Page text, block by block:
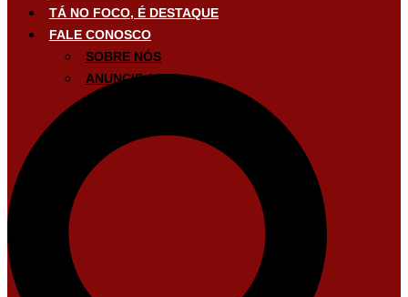
TÁ NO FOCO, É DESTAQUE
FALE CONOSCO
SOBRE NÓS
ANUNCIE AQUI